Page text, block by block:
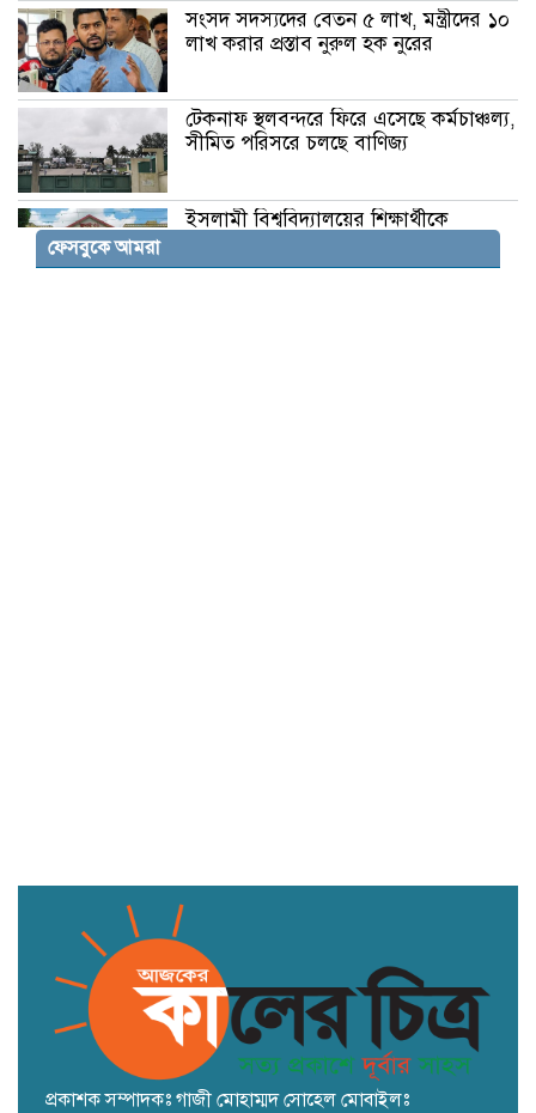
সংসদ সদস্যদের বেতন ৫ লাখ, মন্ত্রীদের ১০
লাখ করার প্রস্তাব নুরুল হক নুরের
টেকনাফ স্থলবন্দরে ফিরে এসেছে কর্মচাঞ্চল্য,
সীমিত পরিসরে চলছে বাণিজ্য
ইসলামী বিশ্ববিদ্যালয়ের শিক্ষার্থীকে
অভিযোগ
ফেসবুকে আমরা
প্রকাশক সম্পাদকঃ গাজী মোহাম্মদ সোহেল মোবাইলঃ